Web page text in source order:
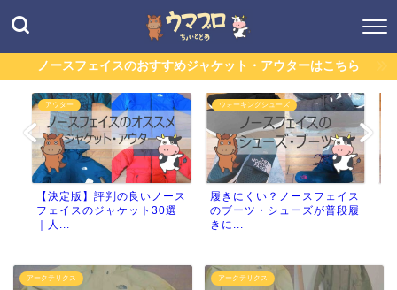
ノースフェイスのおすすめジャケット・アウターはこちら
アウター
【決定版】評判の良いノース
フェイスのジャケット30選
｜人...
ウォーキングシューズ
履きにくい？ノースフェイス
のブーツ・シューズが普段履
きに...
アークテリクス アークテリクス